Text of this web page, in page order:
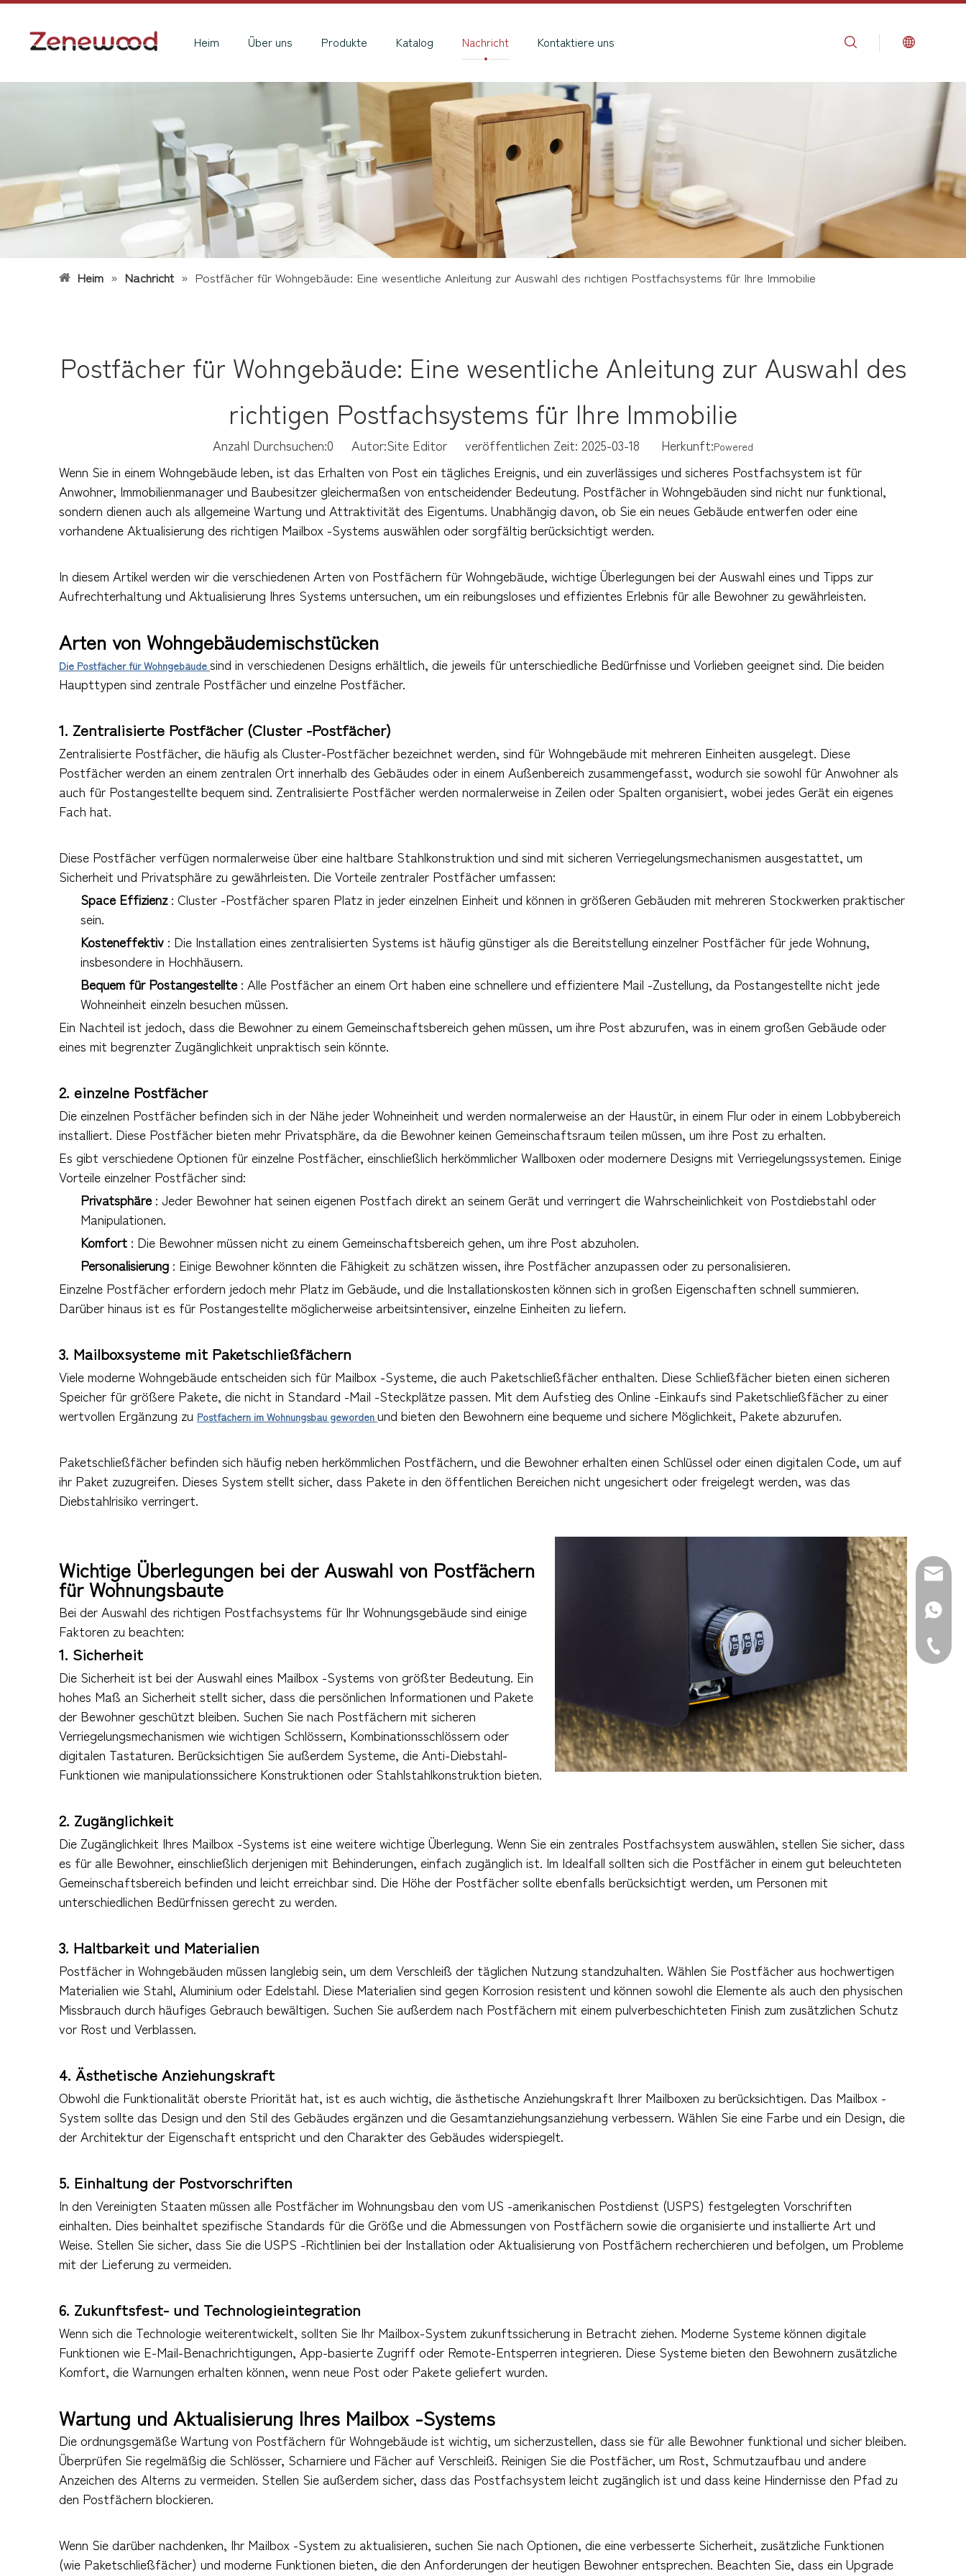
Heim Über uns Produkte Katalog Nachricht Kontaktiere uns
Heim » Nachricht » Postfächer für Wohngebäude: Eine wesentliche Anleitung zur Auswahl des richtigen Postfachsystems für Ihre Immobilie
Postfächer für Wohngebäude: Eine wesentliche Anleitung zur Auswahl des
richtigen Postfachsystems für Ihre Immobilie
Anzahl Durchsuchen:0 Autor:Site Editor veröffentlichen Zeit: 2025-03-18 Herkunft:Powered
Wenn Sie in einem Wohngebäude leben, ist das Erhalten von Post ein tägliches Ereignis, und ein zuverlässiges und sicheres Postfachsystem ist für
Anwohner, Immobilienmanager und Baubesitzer gleichermaßen von entscheidender Bedeutung. Postfächer in Wohngebäuden sind nicht nur funktional,
sondern dienen auch als allgemeine Wartung und Attraktivität des Eigentums. Unabhängig davon, ob Sie ein neues Gebäude entwerfen oder eine
vorhandene Aktualisierung des richtigen Mailbox -Systems auswählen oder sorgfältig berücksichtigt werden.
In diesem Artikel werden wir die verschiedenen Arten von Postfächern für Wohngebäude, wichtige Überlegungen bei der Auswahl eines und Tipps zur
Aufrechterhaltung und Aktualisierung Ihres Systems untersuchen, um ein reibungsloses und effizientes Erlebnis für alle Bewohner zu gewährleisten.
Arten von Wohngebäudemischstücken
Die Postfächer für Wohngebäude sind in verschiedenen Designs erhältlich, die jeweils für unterschiedliche Bedürfnisse und Vorlieben geeignet sind. Die beiden
Haupttypen sind zentrale Postfächer und einzelne Postfächer.
1. Zentralisierte Postfächer (Cluster -Postfächer)
Zentralisierte Postfächer, die häufig als Cluster-Postfächer bezeichnet werden, sind für Wohngebäude mit mehreren Einheiten ausgelegt. Diese
Postfächer werden an einem zentralen Ort innerhalb des Gebäudes oder in einem Außenbereich zusammengefasst, wodurch sie sowohl für Anwohner als
auch für Postangestellte bequem sind. Zentralisierte Postfächer werden normalerweise in Zeilen oder Spalten organisiert, wobei jedes Gerät ein eigenes
Fach hat.
Diese Postfächer verfügen normalerweise über eine haltbare Stahlkonstruktion und sind mit sicheren Verriegelungsmechanismen ausgestattet, um
Sicherheit und Privatsphäre zu gewährleisten. Die Vorteile zentraler Postfächer umfassen:
Space Effizienz: Cluster -Postfächer sparen Platz in jeder einzelnen Einheit und können in größeren Gebäuden mit mehreren Stockwerken praktischer
sein.
Kosteneffektiv : Die Installation eines zentralisierten Systems ist häufig günstiger als die Bereitstellung einzelner Postfächer für jede Wohnung,
insbesondere in Hochhäusern.
Bequem für Postangestellte: Alle Postfächer an einem Ort haben eine schnellere und effizientere Mail -Zustellung, da Postangestellte nicht jede
Wohneinheit einzeln besuchen müssen.
Ein Nachteil ist jedoch, dass die Bewohner zu einem Gemeinschaftsbereich gehen müssen, um ihre Post abzurufen, was in einem großen Gebäude oder
eines mit begrenzter Zugänglichkeit unpraktisch sein könnte.
2. einzelne Postfächer
Die einzelnen Postfächer befinden sich in der Nähe jeder Wohneinheit und werden normalerweise an der Haustür, in einem Flur oder in einem Lobbybereich
installiert. Diese Postfächer bieten mehr Privatsphäre, da die Bewohner keinen Gemeinschaftsraum teilen müssen, um ihre Post zu erhalten.
Es gibt verschiedene Optionen für einzelne Postfächer, einschließlich herkömmlicher Wallboxen oder modernere Designs mit Verriegelungssystemen. Einige
Vorteile einzelner Postfächer sind:
Privatsphäre: Jeder Bewohner hat seinen eigenen Postfach direkt an seinem Gerät und verringert die Wahrscheinlichkeit von Postdiebstahl oder
Manipulationen.
Komfort : Die Bewohner müssen nicht zu einem Gemeinschaftsbereich gehen, um ihre Post abzuholen.
Personalisierung : Einige Bewohner könnten die Fähigkeit zu schätzen wissen, ihre Postfächer anzupassen oder zu personalisieren.
Einzelne Postfächer erfordern jedoch mehr Platz im Gebäude, und die Installationskosten können sich in großen Eigenschaften schnell summieren.
Darüber hinaus ist es für Postangestellte möglicherweise arbeitsintensiver, einzelne Einheiten zu liefern.
3. Mailboxsysteme mit Paketschließfächern
Viele moderne Wohngebäude entscheiden sich für Mailbox -Systeme, die auch Paketschließfächer enthalten. Diese Schließfächer bieten einen sicheren
Speicher für größere Pakete, die nicht in Standard -Mail -Steckplätze passen. Mit dem Aufstieg des Online -Einkaufs sind Paketschließfächer zu einer
wertvollen Ergänzung zu Postfächern im Wohnungsbau geworden und bieten den Bewohnern eine bequeme und sichere Möglichkeit, Pakete abzurufen.
Paketschließfächer befinden sich häufig neben herkömmlichen Postfächern, und die Bewohner erhalten einen Schlüssel oder einen digitalen Code, um auf
ihr Paket zuzugreifen. Dieses System stellt sicher, dass Pakete in den öffentlichen Bereichen nicht ungesichert oder freigelegt werden, was das
Diebstahlrisiko verringert.
Wichtige Überlegungen bei der Auswahl von Postfächern
für Wohnungsbaute
Bei der Auswahl des richtigen Postfachsystems für Ihr Wohnungsgebäude sind einige
Faktoren zu beachten:
1. Sicherheit
Die Sicherheit ist bei der Auswahl eines Mailbox -Systems von größter Bedeutung. Ein
hohes Maß an Sicherheit stellt sicher, dass die persönlichen Informationen und Pakete
der Bewohner geschützt bleiben. Suchen Sie nach Postfächern mit sicheren
Verriegelungsmechanismen wie wichtigen Schlössern, Kombinationsschlössern oder
digitalen Tastaturen. Berücksichtigen Sie außerdem Systeme, die Anti-Diebstahl-
Funktionen wie manipulationssichere Konstruktionen oder Stahlstahlkonstruktion bieten.
2. Zugänglichkeit
Die Zugänglichkeit Ihres Mailbox -Systems ist eine weitere wichtige Überlegung. Wenn Sie ein zentrales Postfachsystem auswählen, stellen Sie sicher, dass
es für alle Bewohner, einschließlich derjenigen mit Behinderungen, einfach zugänglich ist. Im Idealfall sollten sich die Postfächer in einem gut beleuchteten
Gemeinschaftsbereich befinden und leicht erreichbar sind. Die Höhe der Postfächer sollte ebenfalls berücksichtigt werden, um Personen mit
unterschiedlichen Bedürfnissen gerecht zu werden.
3. Haltbarkeit und Materialien
Postfächer in Wohngebäuden müssen langlebig sein, um dem Verschleiß der täglichen Nutzung standzuhalten. Wählen Sie Postfächer aus hochwertigen
Materialien wie Stahl, Aluminium oder Edelstahl. Diese Materialien sind gegen Korrosion resistent und können sowohl die Elemente als auch den physischen
Missbrauch durch häufiges Gebrauch bewältigen. Suchen Sie außerdem nach Postfächern mit einem pulverbeschichteten Finish zum zusätzlichen Schutz
vor Rost und Verblassen.
4. Ästhetische Anziehungskraft
Obwohl die Funktionalität oberste Priorität hat, ist es auch wichtig, die ästhetische Anziehungskraft Ihrer Mailboxen zu berücksichtigen. Das Mailbox -
System sollte das Design und den Stil des Gebäudes ergänzen und die Gesamtanziehungsanziehung verbessern. Wählen Sie eine Farbe und ein Design, die
der Architektur der Eigenschaft entspricht und den Charakter des Gebäudes widerspiegelt.
5. Einhaltung der Postvorschriften
In den Vereinigten Staaten müssen alle Postfächer im Wohnungsbau den vom US -amerikanischen Postdienst (USPS) festgelegten Vorschriften
einhalten. Dies beinhaltet spezifische Standards für die Größe und die Abmessungen von Postfächern sowie die organisierte und installierte Art und
Weise. Stellen Sie sicher, dass Sie die USPS -Richtlinien bei der Installation oder Aktualisierung von Postfächern recherchieren und befolgen, um Probleme
mit der Lieferung zu vermeiden.
6. Zukunftsfest- und Technologieintegration
Wenn sich die Technologie weiterentwickelt, sollten Sie Ihr Mailbox-System zukunftssicherung in Betracht ziehen. Moderne Systeme können digitale
Funktionen wie E-Mail-Benachrichtigungen, App-basierte Zugriff oder Remote-Entsperren integrieren. Diese Systeme bieten den Bewohnern zusätzliche
Komfort, die Warnungen erhalten können, wenn neue Post oder Pakete geliefert wurden.
Wartung und Aktualisierung Ihres Mailbox -Systems
Die ordnungsgemäße Wartung von Postfächern für Wohngebäude ist wichtig, um sicherzustellen, dass sie für alle Bewohner funktional und sicher bleiben.
Überprüfen Sie regelmäßig die Schlösser, Scharniere und Fächer auf Verschleiß. Reinigen Sie die Postfächer, um Rost, Schmutzaufbau und andere
Anzeichen des Alterns zu vermeiden. Stellen Sie außerdem sicher, dass das Postfachsystem leicht zugänglich ist und dass keine Hindernisse den Pfad zu
den Postfächern blockieren.
Wenn Sie darüber nachdenken, Ihr Mailbox -System zu aktualisieren, suchen Sie nach Optionen, die eine verbesserte Sicherheit, zusätzliche Funktionen
(wie Paketschließfächer) und moderne Funktionen bieten, die den Anforderungen der heutigen Bewohner entsprechen. Beachten Sie, dass ein Upgrade
E-Mail:
Tel.: